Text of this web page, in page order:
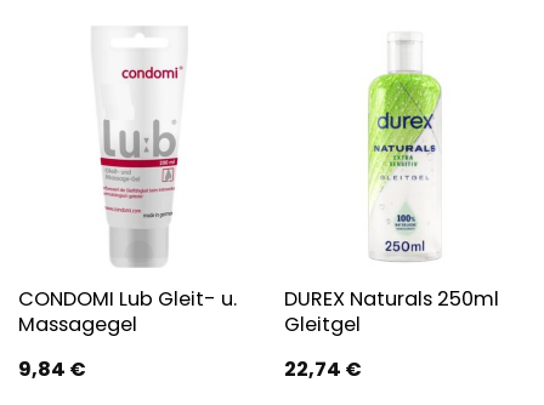
CONDOMI Lub Gleit- u.
Massagegel
9,84 €
DUREX Naturals 250ml
Gleitgel
22,74 €